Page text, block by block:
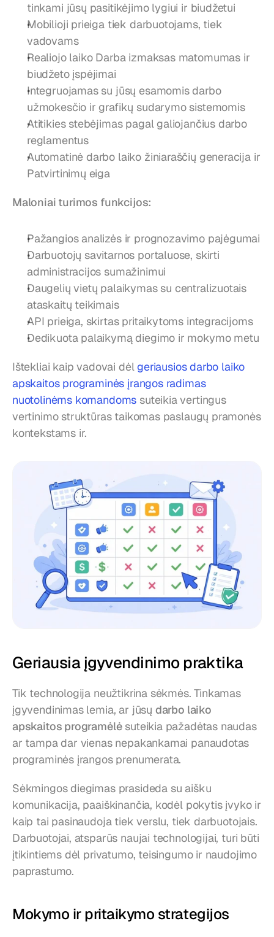
tinkami jūsų pasitikėjimo lygiui ir biudžetui
Mobilioji prieiga tiek darbuotojams, tiek
vadovams
Realiojo laiko Darba izmaksas matomumas ir
biudžeto įspėjimai
Integruojamas su jūsų esamomis darbo
užmokesčio ir grafikų sudarymo sistemomis
Atitikies stebėjimas pagal galiojančius darbo
reglamentus
Automatinė darbo laiko žiniaraščių generacija ir
Patvirtinimų eiga
Maloniai turimos funkcijos:
Pažangios analizės ir prognozavimo pajėgumai
Darbuotojų savitarnos portaluose, skirti
administracijos sumažinimui
Daugelių vietų palaikymas su centralizuotais
ataskaitų teikimais
API prieiga, skirtas pritaikytoms integracijoms
Dedikuota palaikymą diegimo ir mokymo metu
Ištekliai kaip vadovai dėl geriausios darbo laiko
apskaitos programinės įrangos radimas
nuotolinėms komandoms suteikia vertingus
vertinimo struktūras taikomas paslaugų pramonės
kontekstams ir.
Geriausia įgyvendinimo praktika
Tik technologija neužtikrina sėkmės. Tinkamas
įgyvendinimas lemia, ar jūsų darbo laiko
apskaitos programėlė suteikia pažadėtas naudas
ar tampa dar vienas nepakankamai panaudotas
programinės įrangos prenumerata.
Sėkmingos diegimas prasideda su aišku
komunikacija, paaiškinančia, kodėl pokytis įvyko ir
kaip tai pasinaudoja tiek verslu, tiek darbuotojais.
Darbuotojai, atsparūs naujai technologijai, turi būti
įtikintiems dėl privatumo, teisingumo ir naudojimo
paprastumo.
Mokymo ir pritaikymo strategijos